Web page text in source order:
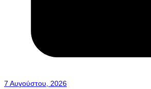
7 Αυγούστου, 2026